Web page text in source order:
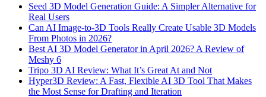
Seed 3D Model Generation Guide: A Simpler Alternative for
Real Users
Can AI Image-to-3D Tools Really Create Usable 3D Models
From Photos in 2026?
Best AI 3D Model Generator in April 2026? A Review of
Meshy 6
Tripo 3D AI Review: What It’s Great At and Not
Hyper3D Review: A Fast, Flexible AI 3D Tool That Makes
the Most Sense for Drafting and Iteration